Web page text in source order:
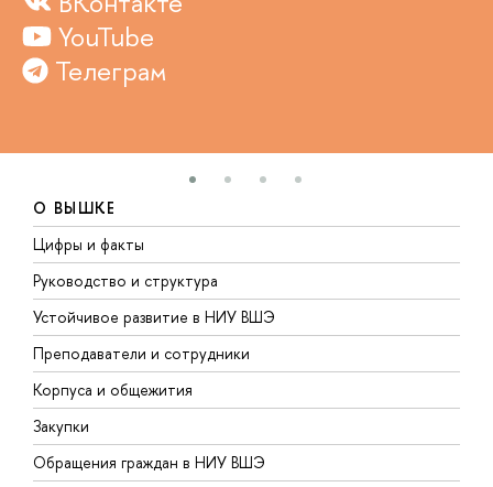
YouTube
Телеграм
О ВЫШКЕ
Цифры и факты
Руководство и структура
Устойчивое развитие в НИУ ВШЭ
Преподаватели и сотрудники
Корпуса и общежития
Закупки
Обращения граждан в НИУ ВШЭ